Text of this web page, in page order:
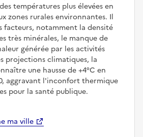
températures plus élevées en
zones rurales environnantes. Il
facteurs, notamment la densité
très minérales, le manque de
générée par les activités
projections climatiques, la
une hausse de +4°C en
aggravant l'inconfort thermique
pour la santé publique.
ma ville